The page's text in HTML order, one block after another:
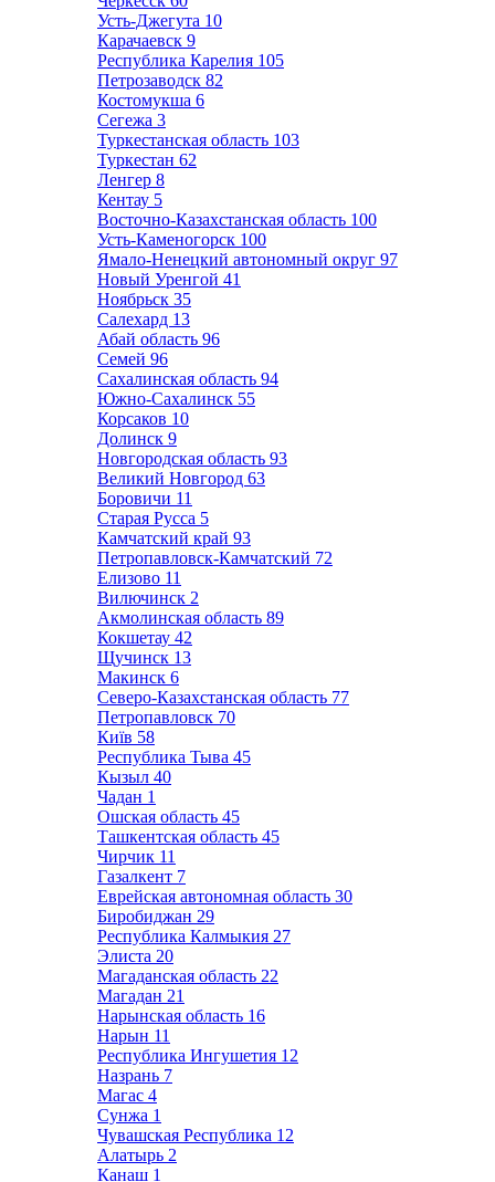
Усть-Джегута 10
Карачаевск 9
Республика Карелия 105
Петрозаводск 82
Костомукша 6
Сегежа 3
Туркестанская область 103
Туркестан 62
Ленгер 8
Кентау 5
Восточно-Казахстанская область 100
Усть-Каменогорск 100
Ямало-Ненецкий автономный округ 97
Новый Уренгой 41
Ноябрьск 35
Салехард 13
Абай область 96
Семей 96
Сахалинская область 94
Южно-Сахалинск 55
Корсаков 10
Долинск 9
Новгородская область 93
Великий Новгород 63
Боровичи 11
Старая Русса 5
Камчатский край 93
Петропавловск-Камчатский 72
Елизово 11
Вилючинск 2
Акмолинская область 89
Кокшетау 42
Щучинск 13
Макинск 6
Северо-Казахстанская область 77
Петропавловск 70
Київ 58
Республика Тыва 45
Кызыл 40
Чадан 1
Ошская область 45
Ташкентская область 45
Чирчик 11
Газалкент 7
Еврейская автономная область 30
Биробиджан 29
Республика Калмыкия 27
Элиста 20
Магаданская область 22
Магадан 21
Нарынская область 16
Нарын 11
Республика Ингушетия 12
Назрань 7
Магас 4
Сунжа 1
Чувашская Республика 12
Алатырь 2
Канаш 1